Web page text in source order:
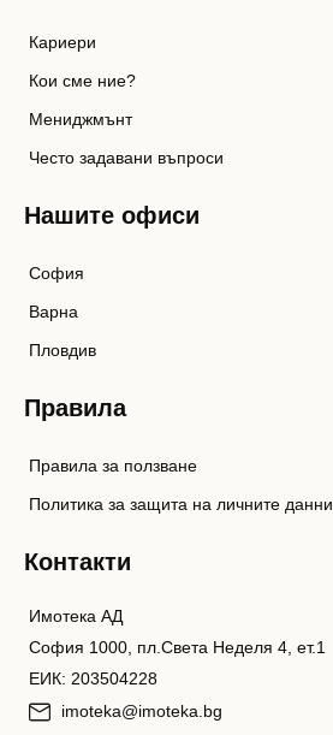
Кариери
Кои сме ние?
Мениджмънт
Често задавани въпроси
Нашите офиси
София
Варна
Пловдив
Правила
Правила за ползване
Политика за защита на личните данни
Контакти
Имотека АД
София 1000, пл.Света Неделя 4, ет.1
ЕИК: 203504228
imoteka@imoteka.bg